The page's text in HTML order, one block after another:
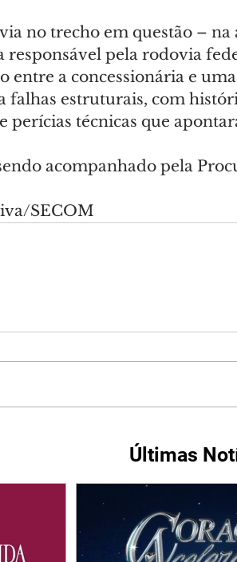
no trecho em questão –
responsável pela rodovia
entre a concessionária e
falhas estruturais, com
perícias técnicas que
acompanhado pela
SECOM
Últimas